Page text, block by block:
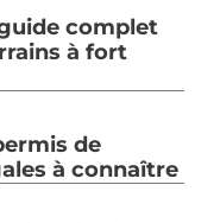
complet
à fort
de
à connaître